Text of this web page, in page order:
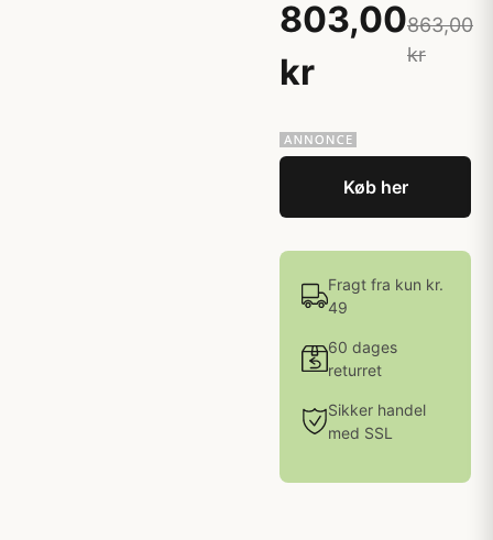
803,00
kr
863,00
kr
Køb her
Fragt fra kun kr.
49
60 dages
returret
Sikker handel
med SSL